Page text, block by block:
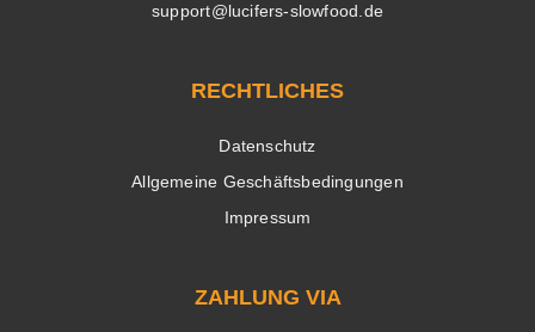
support@lucifers-slowfood.de
RECHTLICHES
Datenschutz
Allgemeine Geschäftsbedingungen
Impressum
ZAHLUNG VIA